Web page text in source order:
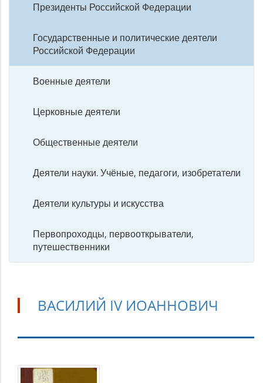
Президенты Российской Федерации
Государственные и политические деятели
Российской Федерации
Военные деятели
Церковные деятели
Общественные деятели
Деятели науки. Учёные, педагоги, изобретатели
Деятели культуры и искусства
Первопроходцы, первооткрыватели,
путешественники
ВАСИЛИЙ IV ИОАННОВИЧ
Василий